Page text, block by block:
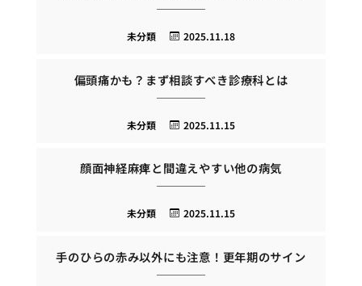
2025.11.18
未分類
偏頭痛かも？まず相談すべき診療科とは
2025.11.15
未分類
顔面神経麻痺と間違えやすい他の病気
2025.11.15
未分類
手のひらの赤み以外にも注意！更年期のサイン